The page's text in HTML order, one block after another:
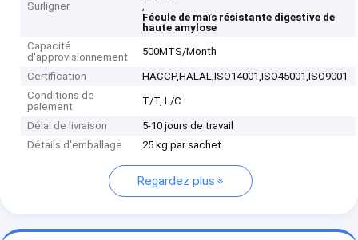
Surligner
,
Fécule de maïs résistante digestive de
haute amylose
Capacité
d'approvisionnement
500MTS/Month
Certification
HACCP,HALAL,ISO14001,ISO45001,ISO9001
Conditions de
paiement
T/T, L/C
Délai de livraison
5-10 jours de travail
Détails d'emballage
25 kg par sachet
Regardez plus